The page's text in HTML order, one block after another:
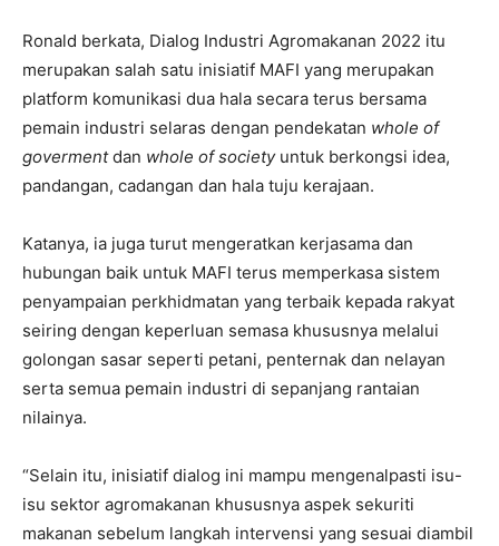
Ronald berkata, Dialog Industri Agromakanan 2022 itu
merupakan salah satu inisiatif MAFI yang merupakan
platform komunikasi dua hala secara terus bersama
pemain industri selaras dengan pendekatan whole of
govermentdan whole of societyuntuk berkongsi idea,
pandangan, cadangan dan hala tuju kerajaan.
Katanya, ia juga turut mengeratkan kerjasama dan
hubungan baik untuk MAFI terus memperkasa sistem
penyampaian perkhidmatan yang terbaik kepada rakyat
seiring dengan keperluan semasa khususnya melalui
golongan sasar seperti petani, penternak dan nelayan
serta semua pemain industri di sepanjang rantaian
nilainya.
“Selain itu, inisiatif dialog ini mampu mengenalpasti isu-
isu sektor agromakanan khususnya aspek sekuriti
makanan sebelum langkah intervensi yang sesuai diambil